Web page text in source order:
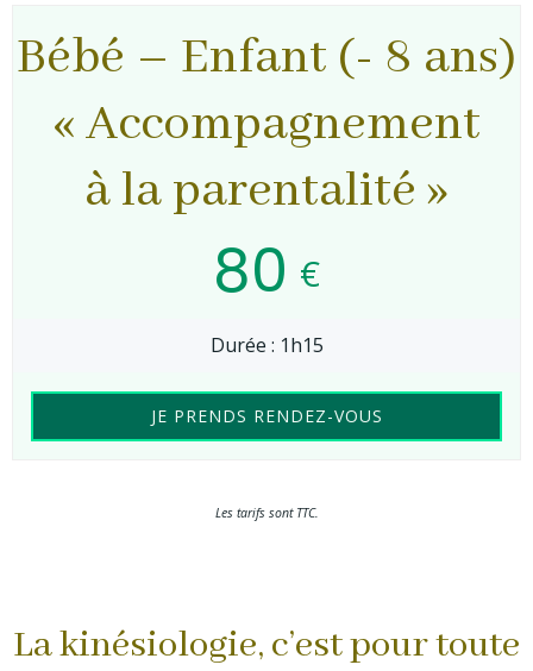
Bébé – Enfant (- 8 ans)
« Accompagnement
à la parentalité »
80 €
Durée : 1h15
JE PRENDS RENDEZ-VOUS
Les tarifs sont TTC.
La kinésiologie, c’est pour toute